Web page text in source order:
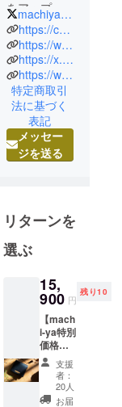
をアップグ
レードす
る、クラウ
ドファン
ディング
「machi-
ya（マチ
ヤ）by
CAMPFIRE
運営会社：
株式会社メ
ディアジー
machiya_mg
https://camp-fire.jp/machi-ya
https://www.mediagene.co.jp/
https://x.com/machiya_mg
https://www.instagram.com/machiya_jp/
特定商取引
法に基づく
表記
メッセー
ジを送る
リターンを
選ぶ
15,
900 円
残り10
【mach
i-ya特別
価格
（約
10%オ
フ）】
Quattro
支援
者：
20人
お届